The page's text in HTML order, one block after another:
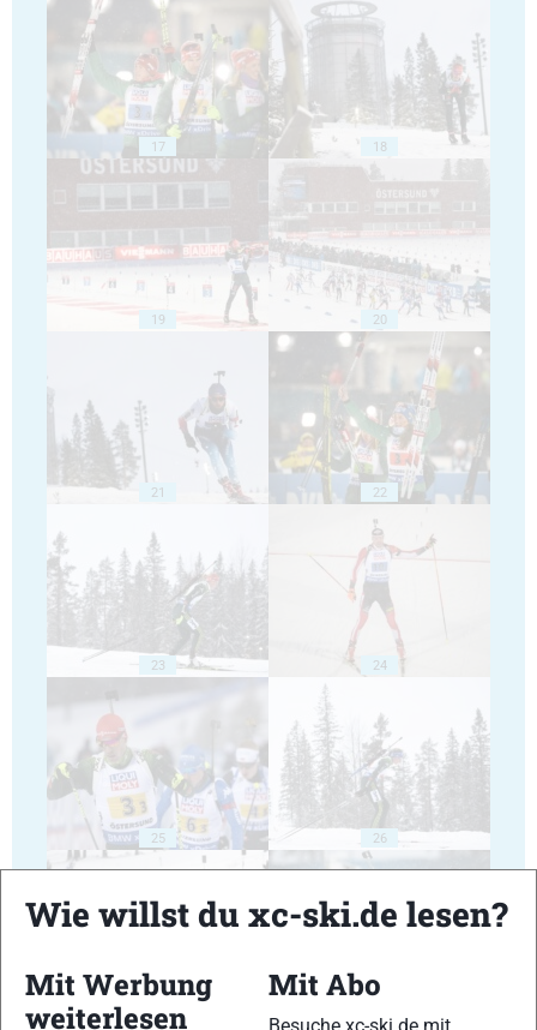
17 18
19 20
21 22
23 24
25 26
27
Wie willst du xc-ski.de lesen?
Mit Werbung
weiterlesen
Mit Abo